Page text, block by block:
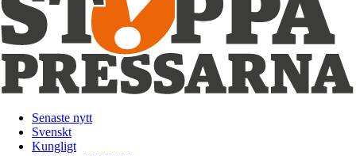
Senaste nytt
Svenskt
Kungligt